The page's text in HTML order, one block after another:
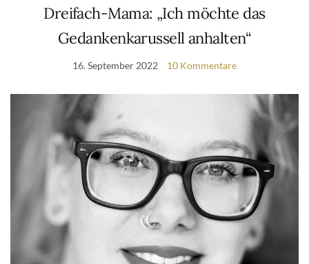
Dreifach-Mama: „Ich möchte das
Gedankenkarussell anhalten“
16. September 2022 10 Kommentare